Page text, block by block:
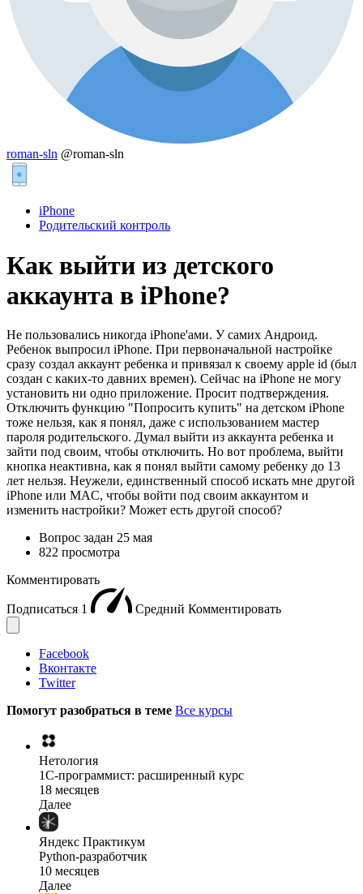
roman-sln @roman-sln
iPhone
Родительский контроль
Как выйти из детского
аккаунта в iPhone?
Не пользовались никогда iPhone'ами. У самих Андроид.
Ребенок выпросил iPhone. При первоначальной настройке
сразу создал аккаунт ребенка и привязал к своему apple id (был
создан с каких-то давних времен). Сейчас на iPhone не могу
установить ни одно приложение. Просит подтверждения.
Отключить функцию "Попросить купить" на детском iPhone
тоже нельзя, как я понял, даже с использованием мастер
пароля родительского. Думал выйти из аккаунта ребенка и
зайти под своим, чтобы отключить. Но вот проблема, выйти
кнопка неактивна, как я понял выйти самому ребенку до 13
лет нельзя. Неужели, единственный способ искать мне другой
iPhone или MAC, чтобы войти под своим аккаунтом и
изменить настройки? Может есть другой способ?
Вопрос задан 25 мая
822 просмотра
Комментировать
Подписаться 1 Средний Комментировать
Facebook
Вконтакте
Twitter
Помогут разобраться в теме Все курсы
Нетология
1C-программист: расширенный курс
18 месяцев
Далее
Яндекс Практикум
Python-разработчик
10 месяцев
Далее